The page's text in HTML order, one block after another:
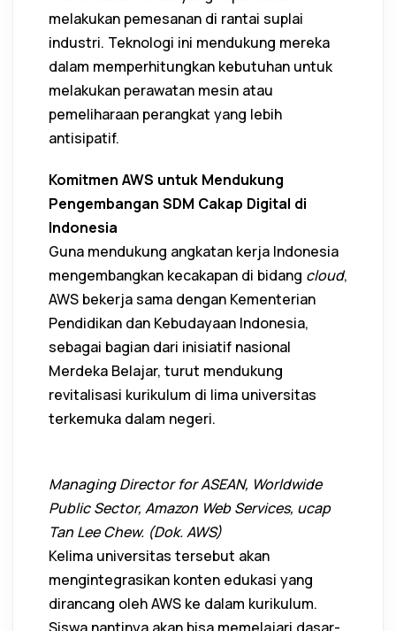
melakukan pemesanan di rantai suplai
industri. Teknologi ini mendukung mereka
dalam memperhitungkan kebutuhan untuk
melakukan perawatan mesin atau
pemeliharaan perangkat yang lebih
antisipatif.
Komitmen AWS untuk Mendukung
Pengembangan SDM Cakap Digital di
Indonesia
Guna mendukung angkatan kerja Indonesia
mengembangkan kecakapan di bidang cloud,
AWS bekerja sama dengan Kementerian
Pendidikan dan Kebudayaan Indonesia,
sebagai bagian dari inisiatif nasional
Merdeka Belajar, turut mendukung
revitalisasi kurikulum di lima universitas
terkemuka dalam negeri.
Managing Director for ASEAN, Worldwide
Public Sector, Amazon Web Services, ucap
Tan Lee Chew. (Dok. AWS)
Kelima universitas tersebut akan
mengintegrasikan konten edukasi yang
dirancang oleh AWS ke dalam kurikulum.